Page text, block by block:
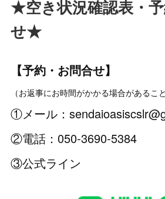
★空き状況確認表・
せ★
【予約・お問合せ】
（お返事にお時間がかかる場合があるこ
①メール：
②電話：050‐3690‐5384
③公式ライン